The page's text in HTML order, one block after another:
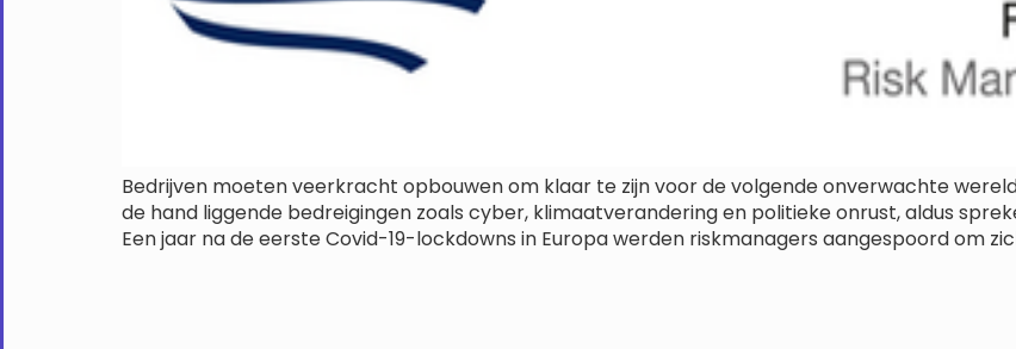
Bedrijven moeten veerkracht opbouwen om klaar te zijn voor de volgende onverwachte
de hand liggende bedreigingen zoals cyber, klimaatverandering en politieke onrust, aldus
Een jaar na de eerste Covid-19-lockdowns in Europa werden riskmanagers aangespoord om